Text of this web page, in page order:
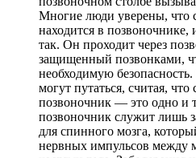
Многие люди уверены, что
находится в позвоночнике,
так. Он проходит через
защищенный позвонками,
необходимую
могут путаться, считая,
позвоночник — это одно и
позвоночник служит лишь
для спинного мозга,
нервных импульсов между